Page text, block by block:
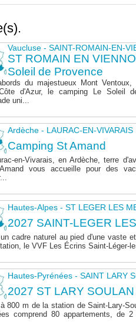
Vaucluse - SAINT-ROMAIN-EN-
ST ROMAIN EN
Soleil de Provence
du majestueux Mont
d'Azur, le camping Le Soleil
uni...
Ardèche - LAURAC-EN-VIVARAIS
Camping St Amand
en-Vivarais, en Ardèche, terre
vous accueille pour des
Hautes-Alpes - ST LEGER LES
2027 SAINT-LEGER
cadre naturel au pied d'une vaste
le VVF Les Écrins Saint-Léger-
Hautes-Pyrénées - SAINT LARY
2027 ST LARY SOULAN
800 m de la station de Saint-Lary-
comprend 80 appartements, de